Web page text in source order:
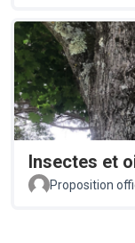
Insectes et
Proposition